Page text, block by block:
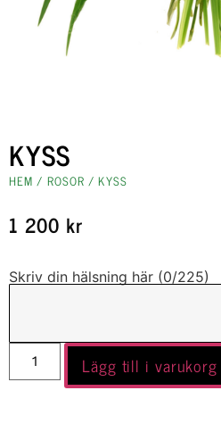
KYSS
HEM / ROSOR / KYSS
1 200 kr
Skriv din hälsning här (0/225)
Lägg till i varukorg